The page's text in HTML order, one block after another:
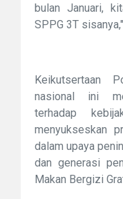
bulan Januari,
SPPG 3T
Keikutsertaan
nasional ini
terhadap
menyukseskan
dalam upaya
dan generasi
Makan Bergizi